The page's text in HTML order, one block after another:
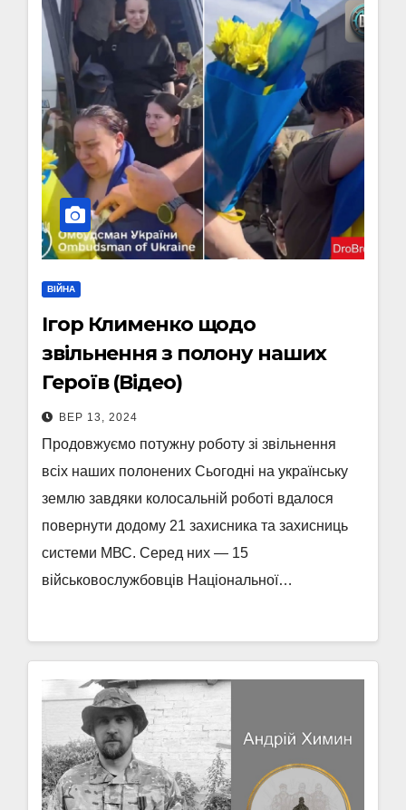
ВІЙНА
Ігор Клименко щодо
звільнення з полону наших
Героїв (Відео)
ВЕР 13, 2024
Продовжуємо потужну роботу зі звільнення
всіх наших полонених Сьогодні на українську
землю завдяки колосальній роботі вдалося
повернути додому 21 захисника та захисниць
системи МВС. Серед них — 15
військовослужбовців Національної…